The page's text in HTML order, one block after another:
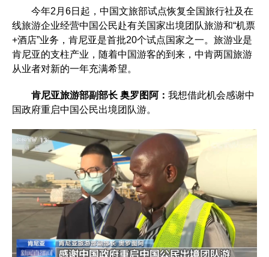
今年2月6日起，中国文旅部试点恢复全国旅行社及在
线旅游企业经营中国公民赴有关国家出境团队旅游和“机票
+酒店”业务，肯尼亚是首批20个试点国家之一。旅游业是
肯尼亚的支柱产业，随着中国游客的到来，中肯两国旅游
从业者对新的一年充满希望。
肯尼亚旅游部副部长 奥罗图阿： 我想借此机会感谢中
国政府重启中国公民出境团队游。